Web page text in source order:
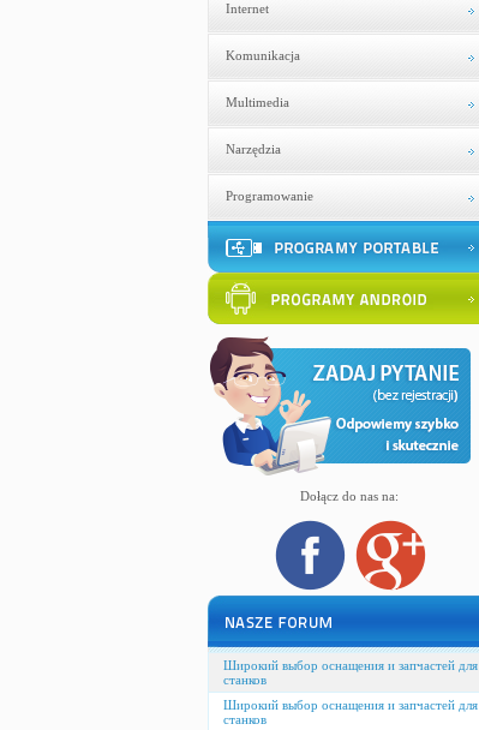
Internet
Komunikacja
Multimedia
Narzędzia
Programowanie
Dołącz do nas na:
Широкий выбор оснащения и запчастей для
станков
Широкий выбор оснащения и запчастей для
станков